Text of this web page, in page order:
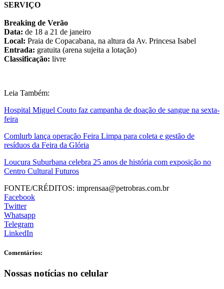
SERVIÇO
Breaking de Verão
Data: de 18 a 21 de janeiro
Local: Praia de Copacabana, na altura da Av. Princesa Isabel
Entrada: gratuita (arena sujeita a lotação)
Classificação: livre
Leia Também:
Hospital Miguel Couto faz campanha de doação de sangue na sexta-
feira
Comlurb lança operação Feira Limpa para coleta e gestão de
resíduos da Feira da Glória
Loucura Suburbana celebra 25 anos de história com exposição no
Centro Cultural Futuros
FONTE/CRÉDITOS: imprensaa@petrobras.com.br
Facebook
Twitter
Whatsapp
Telegram
LinkedIn
Comentários:
Nossas notícias no celular